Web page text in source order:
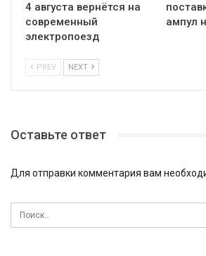
4 августа вернётся на
современный
электропоезд
ампул
PREV NEXT
Оставьте ответ
Для отправки комментария вам